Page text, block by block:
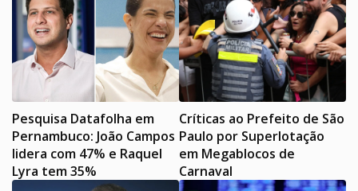
Pesquisa Datafolha em
Pernambuco: João Campos
lidera com 47% e Raquel
Lyra tem 35%
Críticas ao Prefeito de São
Paulo por Superlotação
em Megablocos de
Carnaval